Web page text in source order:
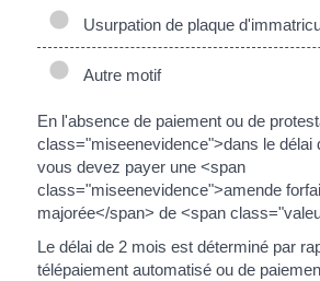
Usurpation de plaque
Autre motif
En l'absence de paiement ou de
class="miseenevidence">dans le délai
vous devez payer une <span
class="miseenevidence">amende
majorée</span> de <span
Le délai de 2 mois est déterminé par
télépaiement automatisé ou de